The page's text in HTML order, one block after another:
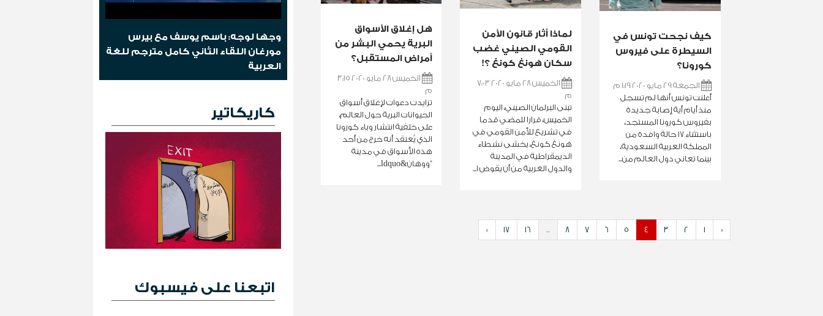
كيف نجحت تونس في
السيطرة على فيروس
كورونا؟
الجمعة 29 مايو 2020 1:19 م
أعلنت تونس أنها لم تسجل
منذ أيام أية إصابة جديدة
بفيروس كورونا المستجد،
باستثناء 17 حالة وافدة من
المملكة العربية السعودية،
بينما تعاني دول العالم من...
لماذا أثار قانون الأمن
القومي الصيني غضب
سكان هونغ كونغ ؟!
الخميس 28 مايو 2020 7:03
م
تبنى البرلمان الصيني، اليوم
الخميس، قرارا للمضي قدما
في تشريع للأمن القومي في
هونغ كونغ، يخشى نشطاء
الديمقراطية في المدينة
والدول الغربية من أن يقوض ا...
هل إغلاق الأسواق
البرية يحمي البشر من
أمراض المستقبل؟
الخميس 28 مايو 2020 3:15
م
تزايدت دعوات لإغلاق أسواق
الحيوانات البرية حول العالم،
على خلفية انتشار وباء كورونا
الذي يُعتقد أنه خرج من أحد
هذه الأسواق في مدينة
”ووهان&ldquo...
«
1
2
3
4
5
6
7
8
...
16
17
»
وجها لوجه: باسم يوسف مع بيرس
مورغان اللقاء الثاني كامل مترجم للغة
العربية
كاريكاتير
اتبعنا على فيسبوك